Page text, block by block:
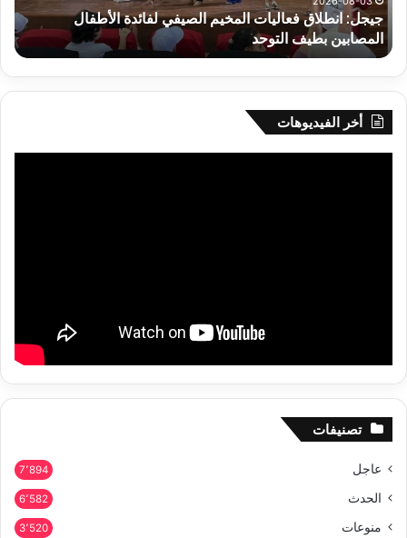
بطيف
التوحد
جيجل: انطلاق فعاليات المخيم الصيفي لفائدة الأطفال
المصابين بطيف التوحد
أخر الفيديوهات
تصنيفات
عاجل 7٬894
الحدث 6٬582
منوعات 3٬520